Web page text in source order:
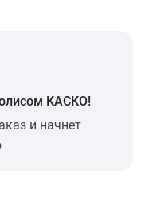
КАСКО!
и начнет